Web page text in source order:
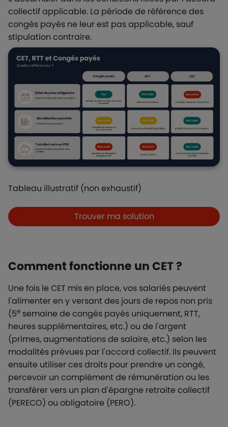
collectif applicable. La période de référence des
congés payés ne leur est pas applicable, sauf
stipulation contraire.
Tableau illustratif (non exhaustif)
Boutons et liensTrouver ma solution
Comment fonctionne un CET ?
Une fois le CET mis en place, vos salariés peuvent
l'alimenter en y versant des jours de repos non pris
(5e semaine de congés payés uniquement, RTT,
heures supplémentaires, etc.) ou de l'argent
(primes, augmentations de salaire, etc.) selon les
modalités prévues par l'accord collectif. Ils peuvent
ensuite utiliser ces droits pour prendre un congé,
percevoir un complément de rémunération ou les
transférer vers un plan d'épargne retraite collectif
(PERECO) ou obligatoire (PERO).